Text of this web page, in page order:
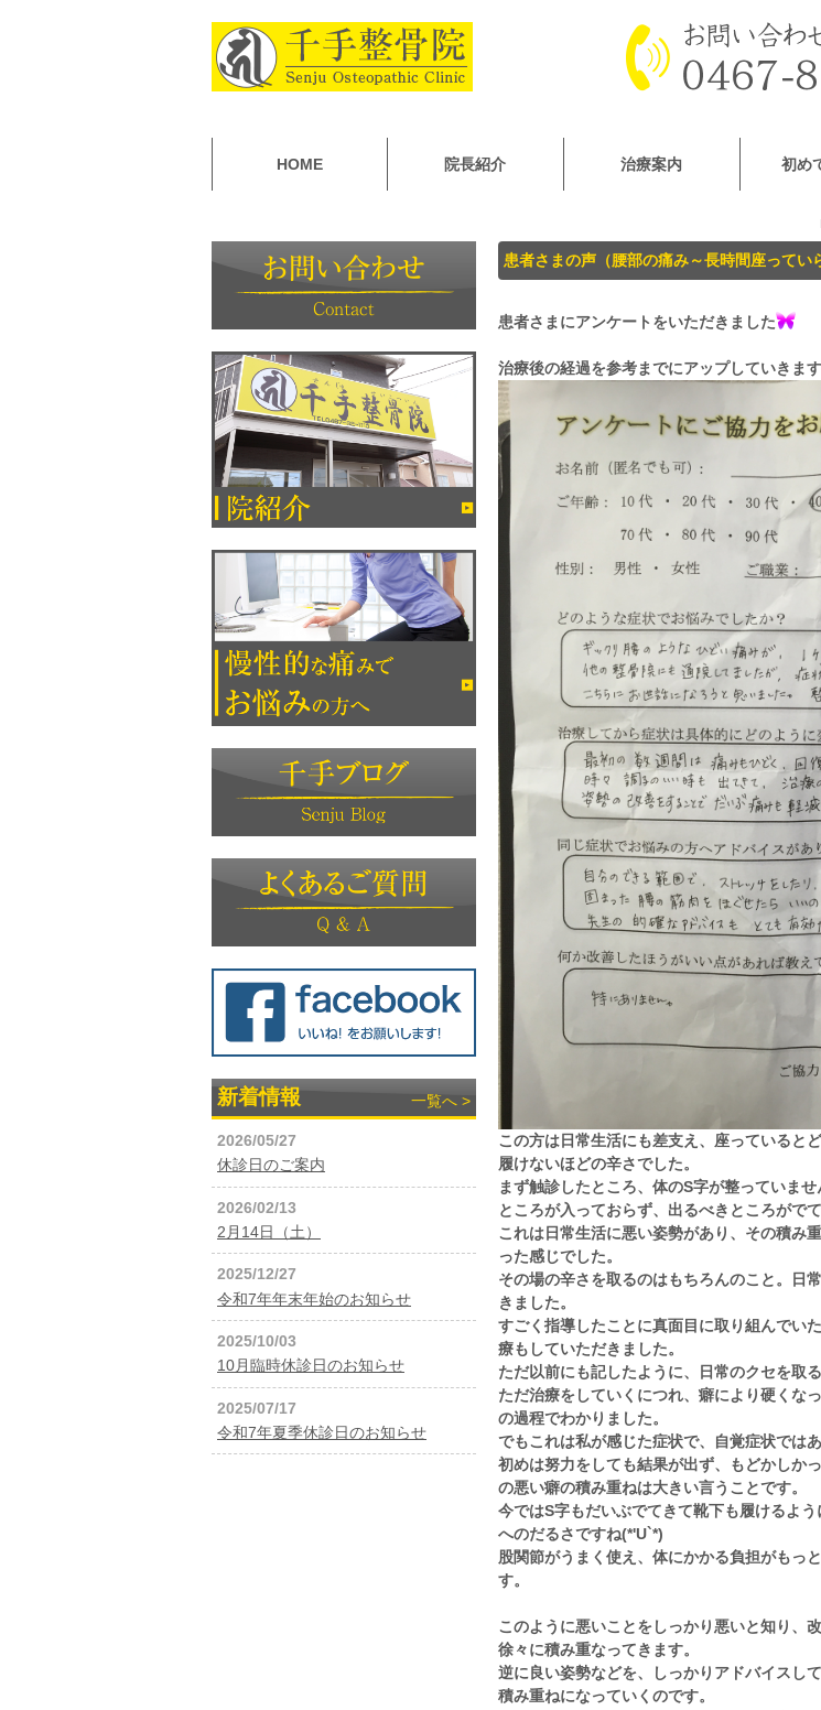
HOME 院長紹介 治療案内 初め
患者さまの声（腰部の痛み～長時間座ってい
患者さまにアンケートをいただきました
治療後の経過を参考までにアップしていきます
この方は日常生活にも差支え、座っていると
履けないほどの辛さでした。
まず触診したところ、体のS字が整っていま
ところが入っておらず、出るべきところがで
これは日常生活に悪い姿勢があり、その積み
った感じでした。
その場の辛さを取るのはもちろんのこと。日
きました。
すごく指導したことに真面目に取り組んでい
療もしていただきました。
ただ以前にも記したように、日常のクセを取
ただ治療をしていくにつれ、癖により硬くな
の過程でわかりました。
でもこれは私が感じた症状で、自覚症状ではあ
初めは努力をしても結果が出ず、もどかしか
の悪い癖の積み重ねは大きい言うことです。
今ではS字もだいぶでてきて靴下も履けるよう
へのだるさですね(*'U`*)
股関節がうまく使え、体にかかる負担がもっ
す。
このように悪いことをしっかり悪いと知り、
徐々に積み重なってきます。
逆に良い姿勢などを、しっかりアドバイスし
積み重ねになっていくのです。
新着情報 一覧へ >
2026/05/27
休診日のご案内
2026/02/13
2月14日（土）
2025/12/27
令和7年年末年始のお知らせ
2025/10/03
10月臨時休診日のお知らせ
2025/07/17
令和7年夏季休診日のお知らせ